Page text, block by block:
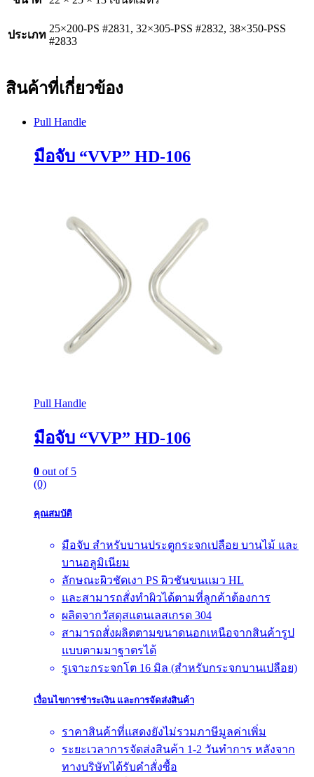
ประเภท
25×200-PS #2831, 32×305-PSS #2832, 38×350-PSS
#2833
สินค้าที่เกี่ยวข้อง
Pull Handle
มือจับ “VVP” HD-106
Pull Handle
มือจับ “VVP” HD-106
0 out of 5
(0)
คุณสมบัติ
มือจับ สำหรับบานประตูกระจกเปลือย บานไม้ และ
บานอลูมิเนียม
ลักษณะผิวชัดเงา PS ผิวชันขนแมว HL
และสามารถสั่งทำผิวได้ตามที่ลูกค้าต้องการ
ผลิตจากวัสดุสแตนเลสเกรด 304
สามารถสั่งผลิตตามขนาดนอกเหนือจากสินค้ารูป
แบบตามมาฐาตรได้
รูเจาะกระจกโต 16 มิล (สำหรับกระจกบานเปลือย)
เงื่อนไขการชำระเงิน และการจัดส่งสินค้า
ราคาสินค้าที่แสดงยังไม่รวมภาษีมูลค่าเพิ่ม
ระยะเวลาการจัดส่งสินค้า 1-2 วันทำการ หลังจาก
ทางบริษัทได้รับคำสั่งซื้อ